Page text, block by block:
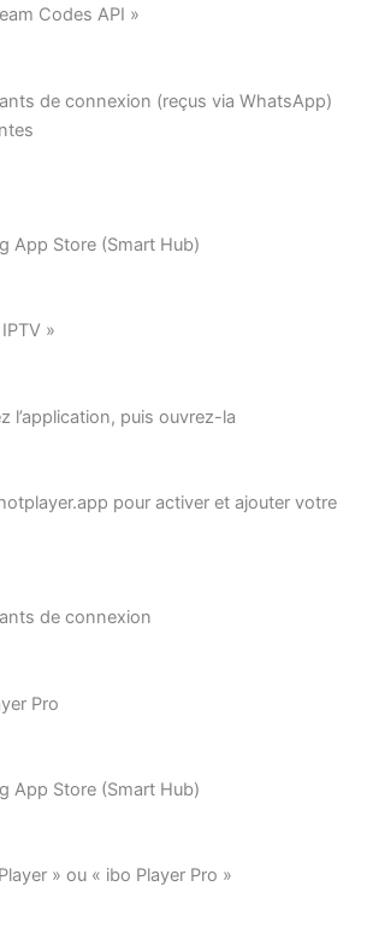
Codes API »
de connexion (reçus via WhatsApp)
App Store (Smart Hub)
»
l’application, puis ouvrez-la
pour activer et ajouter votre
de connexion
Pro
App Store (Smart Hub)
» ou « ibo Player Pro »